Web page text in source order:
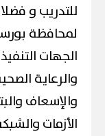
للتدريب و
لمحافظة
الجهات
والرعاية
والإسعاف
الأزمات